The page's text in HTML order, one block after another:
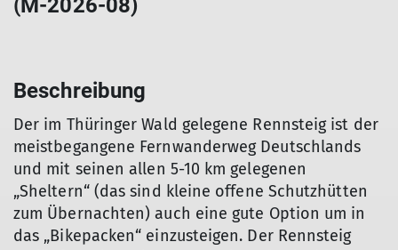
(M-2026-08)
Beschreibung
Der im Thüringer Wald gelegene Rennsteig ist der
meistbegangene Fernwanderweg Deutschlands
und mit seinen allen 5-10 km gelegenen
„Sheltern“ (das sind kleine offene Schutzhütten
zum Übernachten) auch eine gute Option um in
das „Bikepacken“ einzusteigen. Der Rennsteig